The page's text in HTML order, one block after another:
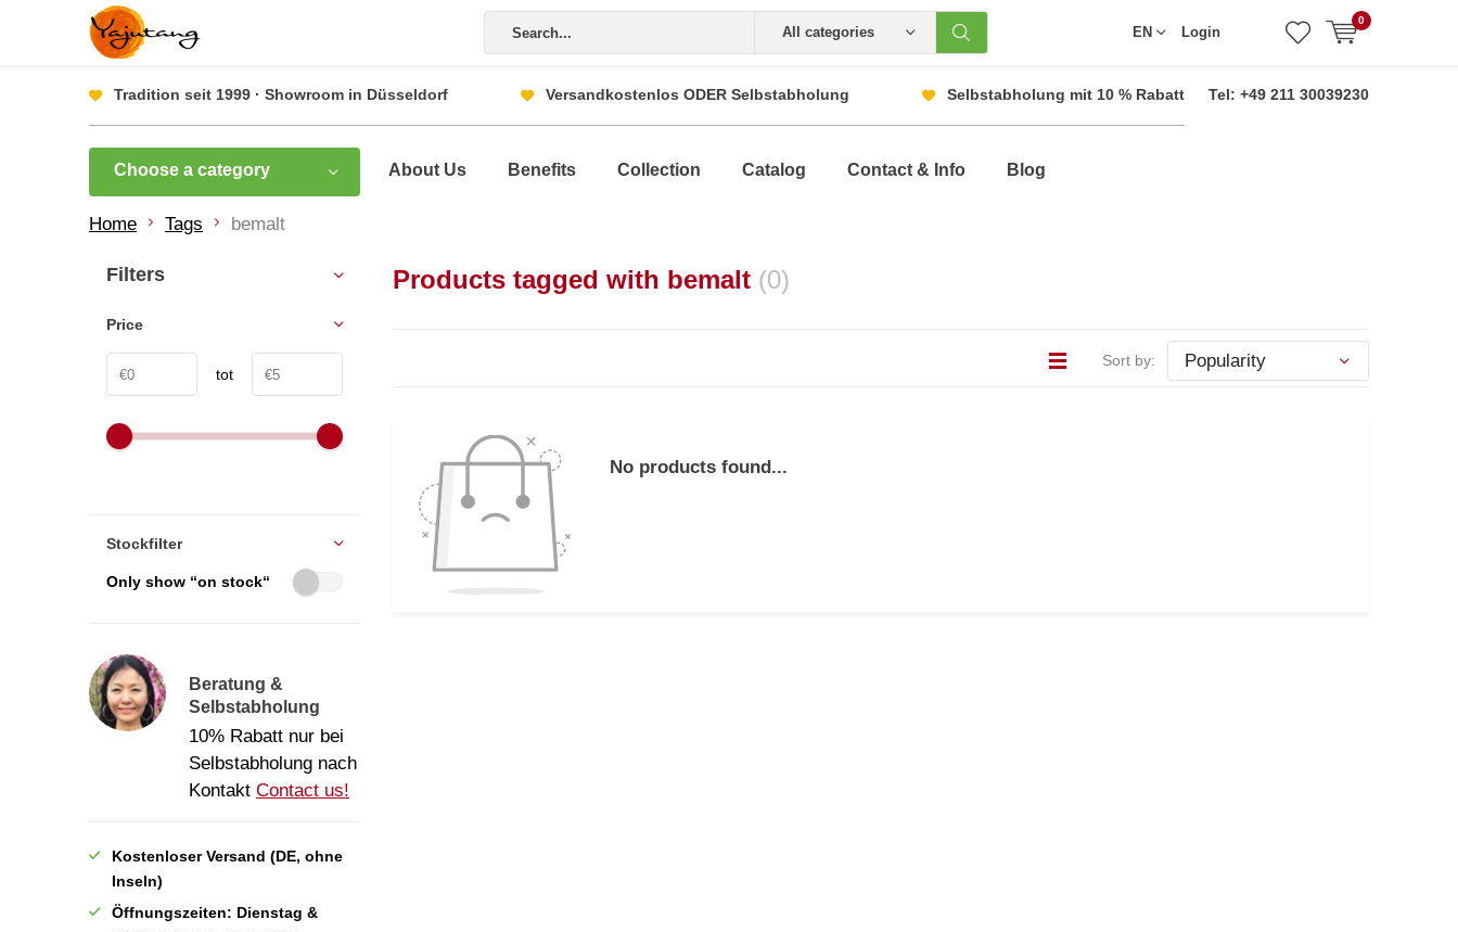
All categories EN Login
0
Tradition seit 1999 · Showroom in Düsseldorf Versandkostenlos ODER Selbstabholung Selbstabholung mit 10 % Rabatt Tel: +49 211 30039230
Choose a category About Us Benefits Collection Catalog Contact & Info Blog
Home Tags bemalt
Products tagged with bemalt (0)
Sort by:
No products found...
Filters
Price
tot
Stockfilter
Only show “on stock“
Beratung &
Selbstabholung
10% Rabatt nur bei
Selbstabholung nach
Kontakt Contact us!
Kostenloser Versand (DE, ohne
Inseln)
Öffnungszeiten: Dienstag &